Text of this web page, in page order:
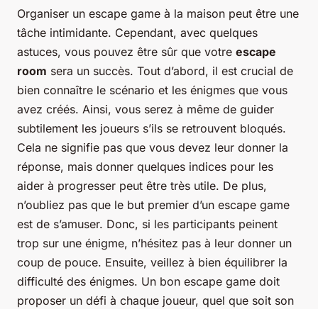
Organiser un escape game à la maison peut être une
tâche intimidante. Cependant, avec quelques
astuces, vous pouvez être sûr que votre escape
room sera un succès. Tout d’abord, il est crucial de
bien connaître le scénario et les énigmes que vous
avez créés. Ainsi, vous serez à même de guider
subtilement les joueurs s’ils se retrouvent bloqués.
Cela ne signifie pas que vous devez leur donner la
réponse, mais donner quelques indices pour les
aider à progresser peut être très utile. De plus,
n’oubliez pas que le but premier d’un escape game
est de s’amuser. Donc, si les participants peinent
trop sur une énigme, n’hésitez pas à leur donner un
coup de pouce. Ensuite, veillez à bien équilibrer la
difficulté des énigmes. Un bon escape game doit
proposer un défi à chaque joueur, quel que soit son